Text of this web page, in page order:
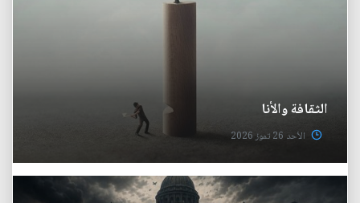
الثقافة والأنا
الأحد 26 تموز 2026